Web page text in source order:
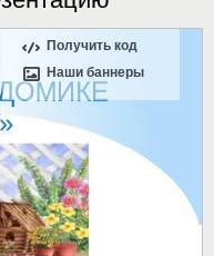
Получить код
Наши баннеры